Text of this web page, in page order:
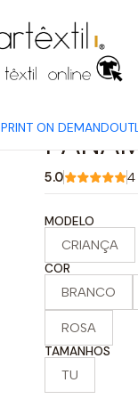
PRINT ON DEMAND
BONÉS PANAMÁ
5.0
MODELO
CRIANÇA
COR
BRANCO
ROSA
TAMANHOS
TU